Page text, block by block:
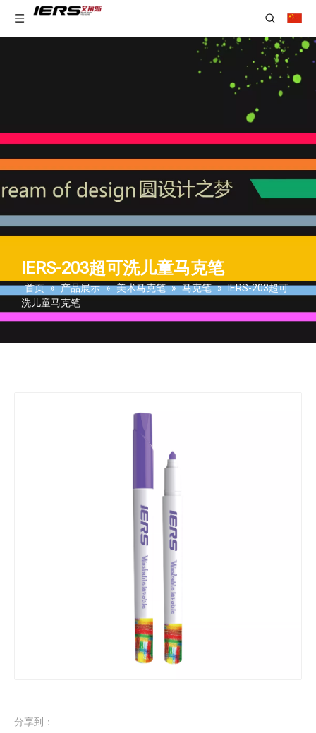
IERS-203超可洗儿童马克笔
首页 » 产品展示 » 美术马克笔 » 马克笔 » IERS-203超可
洗儿童马克笔
分享到：